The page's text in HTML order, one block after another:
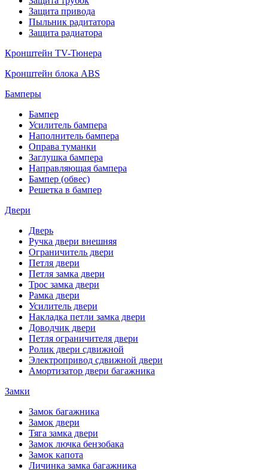
Защита привода
Пыльник радитатора
Защита радиатора
Кронштейн TV-Тюнера
Кронштейн блока ABS
Бамперы
Бампер
Усилитель бампера
Наполнитель бампера
Оправа туманки
Заглушка бампера
Направляющая бампера
Бампер (обвес)
Решетка в бампер
Двери
Дверь
Ручка двери внешняя
Ограничитель двери
Петля двери
Петля замка двери
Трос замка двери
Рамка двери
Усилитель двери
Накладка петли замка двери
Доводчик двери
Петля ограничителя двери
Ролик двери сдвижной
Электропривод сдвижной двери
Амортизатор двери багажника
Замки
Замок багажника
Замок двери
Тяга замка двери
Замок лючка бензобака
Замок капота
Личинка замка багажника